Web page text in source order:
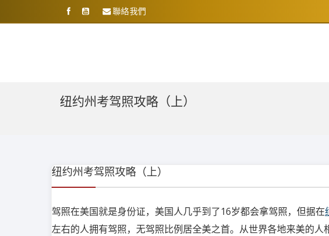
聯絡我們
纽约州考驾照攻略（上）
纽约州考驾照攻略（上）
驾照在美国就是身份证，美国人几乎到了16岁都会拿驾照，但据在
左右的人拥有驾照，无驾照比例居全美之首。从世界各地来美的人